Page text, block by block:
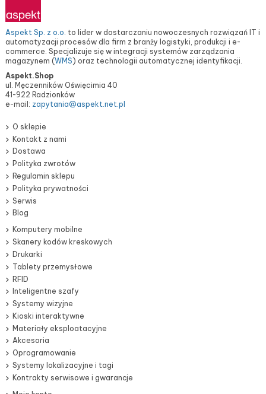
Aspekt Sp. z o.o. to lider w dostarczaniu nowoczesnych rozwiązań IT i
automatyzacji procesów dla firm z branży logistyki, produkcji i e-
commerce. Specjalizuje się w integracji systemów zarządzania
magazynem (WMS) oraz technologii automatycznej identyfikacji.
Aspekt.Shop
ul. Męczenników Oświęcimia 40
41-922 Radzionków
e-mail: zapytania@aspekt.net.pl
O sklepie
Kontakt z nami
Dostawa
Polityka zwrotów
Regulamin sklepu
Polityka prywatności
Serwis
Blog
Komputery mobilne
Skanery kodów kreskowych
Drukarki
Tablety przemysłowe
RFID
Inteligentne szafy
Systemy wizyjne
Kioski interaktywne
Materiały eksploatacyjne
Akcesoria
Oprogramowanie
Systemy lokalizacyjne i tagi
Kontrakty serwisowe i gwarancje